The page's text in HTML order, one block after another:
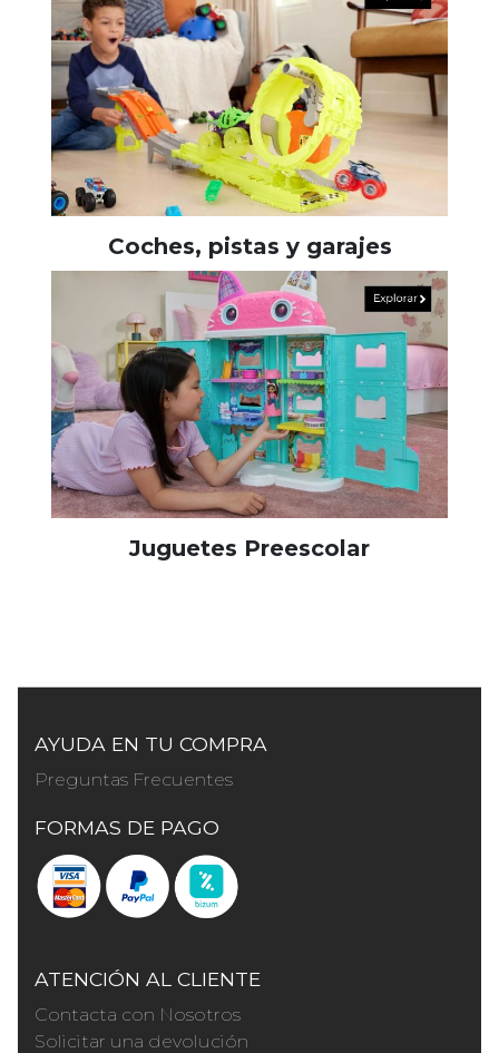
Coches, pistas y garajes
Juguetes Preescolar
AYUDA EN TU COMPRA
Preguntas Frecuentes
FORMAS DE PAGO
ATENCIÓN AL CLIENTE
Contacta con Nosotros
Solicitar una devolución